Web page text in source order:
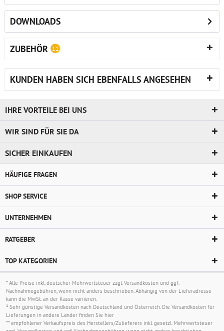
DOWNLOADS
ZUBEHÖR 11
KUNDEN HABEN SICH EBENFALLS ANGESEHEN
IHRE VORTEILE BEI UNS
WIR SIND FÜR SIE DA
SICHER EINKAUFEN
HÄUFIGE FRAGEN
SHOP SERVICE
UNTERNEHMEN
RATGEBER
TOP KATEGORIEN
* Alle Preise inkl. deutscher Mehrwertsteuer zzgl.Versandkosten und ggf.
Nachnahmegebühren, wenn nicht anders beschrieben. Abhängig von der Lieferadresse
kann die MwSt. an der Kasse variieren.
¹ Sehr günstige Versandkosten nach Deutschland und Österreich. Die Versandkosten für
Lieferungen in andere Länder finden Sie hier
** empfohlener Verkaufspreis des Herstellers/Zulieferers inkl. gesetzl. Mehrwertsteuer